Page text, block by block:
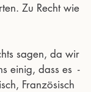
Zu Recht wie
sagen, da wir
einig, dass es  -
Französisch